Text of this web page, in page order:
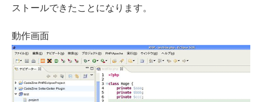
ストールできたことになります。
動作画面